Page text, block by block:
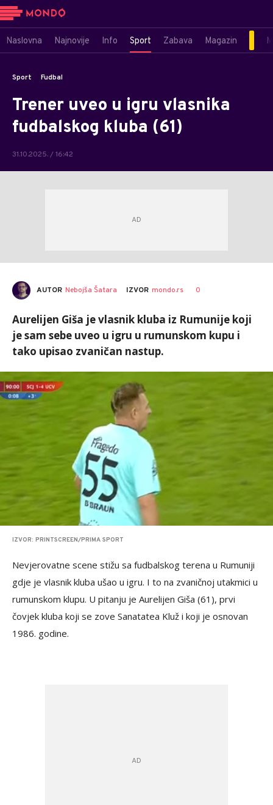
Naslovna Najnovije Info Sport Zabava Magazin
Sport Fudbal
Trener uveo u igru vlasnika
fudbalskog kluba (61)
31.10.2025. / 16:42
AUTOR Nebojša Šatara IZVOR mondo.rs 0
Aurelijen Giša je vlasnik kluba iz Rumunije koji
je sam sebe uveo u igru u rumunskom kupu i
tako upisao zvaničan nastup.
IZVOR: PRINTSCREEN/PRIMA SPORT
Nevjerovatne scene stižu sa fudbalskog terena u Rumuniji
gdje je vlasnik kluba ušao u igru. I to na zvaničnoj utakmici u
rumunskom klupu. U pitanju je Aurelijen Giša (61), prvi
čovjek kluba koji se zove Sanatatea Kluž i koji je osnovan
1986. godine.